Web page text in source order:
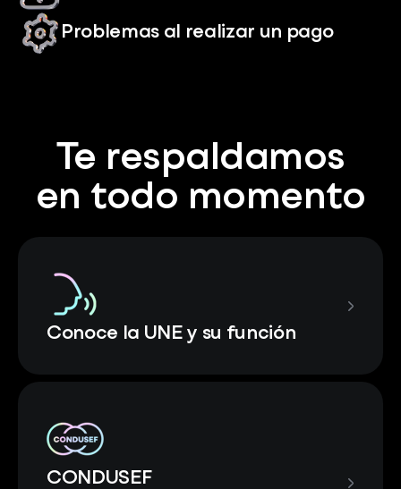
Problemas al realizar un pago
Te respaldamos
en todo momento
Conoce la UNE y su función
CONDUSEF